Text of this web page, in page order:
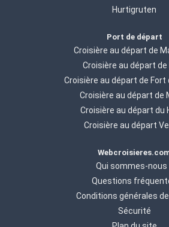
Hurtigruten
Port de départ
Croisière au départ de
Croisière au départ de
Croisière au départ de Fort
Croisière au départ de
Croisière au départ du
Croisière au départ
Qui sommes-nous
Questions
Conditions générales
Sécurité